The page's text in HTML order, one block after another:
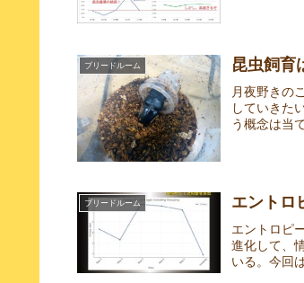
ブリードルーム 昆虫飼育
月夜野きの
していきた
う概念は当
ブリードルーム エントロ
エントロピ
進化して、
いる。今回